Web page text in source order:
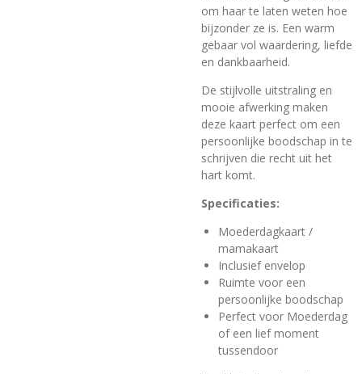
om haar te laten weten hoe
bijzonder ze is. Een warm
gebaar vol waardering, liefde
en dankbaarheid.
De stijlvolle uitstraling en
mooie afwerking maken
deze kaart perfect om een
persoonlijke boodschap in te
schrijven die recht uit het
hart komt.
Specificaties:
Moederdagkaart /
mamakaart
Inclusief envelop
Ruimte voor een
persoonlijke boodschap
Perfect voor Moederdag
of een lief moment
tussendoor